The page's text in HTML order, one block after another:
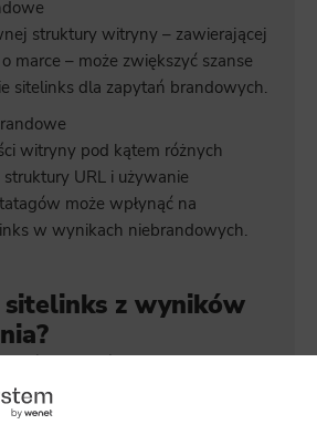
struktury witryny – zawierającej
marce – może zwiększyć szanse
sitelinks dla zapytań brandowych.
witryny pod kątem różnych
URL i używanie
może wpłynąć na
w wynikach niebrandowych.
sitelinks z wyników
z SERP-ów na dwa sposoby.
do stron, które nie